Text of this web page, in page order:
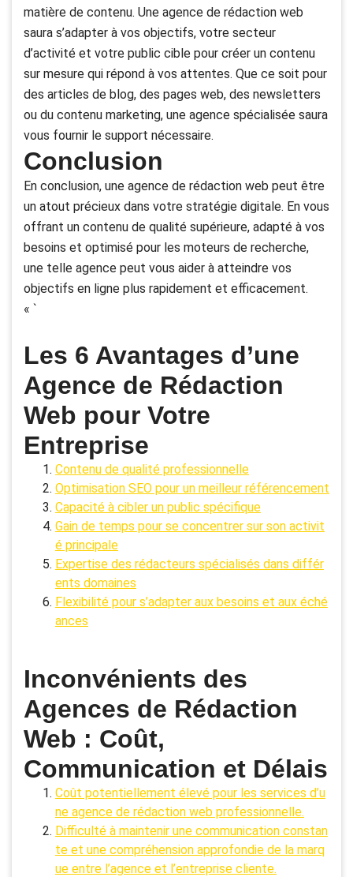
matière de contenu. Une agence de rédaction web
saura s’adapter à vos objectifs, votre secteur
d’activité et votre public cible pour créer un contenu
sur mesure qui répond à vos attentes. Que ce soit pour
des articles de blog, des pages web, des newsletters
ou du contenu marketing, une agence spécialisée saura
vous fournir le support nécessaire.
Conclusion
En conclusion, une agence de rédaction web peut être
un atout précieux dans votre stratégie digitale. En vous
offrant un contenu de qualité supérieure, adapté à vos
besoins et optimisé pour les moteurs de recherche,
une telle agence peut vous aider à atteindre vos
objectifs en ligne plus rapidement et efficacement.
« `
Les 6 Avantages d’une
Agence de Rédaction
Web pour Votre
Entreprise
Contenu de qualité professionnelle
Optimisation SEO pour un meilleur référencement
Capacité à cibler un public spécifique
Gain de temps pour se concentrer sur son activit
é principale
Expertise des rédacteurs spécialisés dans différ
ents domaines
Flexibilité pour s’adapter aux besoins et aux éché
ances
Inconvénients des
Agences de Rédaction
Web : Coût,
Communication et Délais
Coût potentiellement élevé pour les services d’u
ne agence de rédaction web professionnelle.
Difficulté à maintenir une communication constan
te et une compréhension approfondie de la marq
ue entre l’agence et l’entreprise cliente.